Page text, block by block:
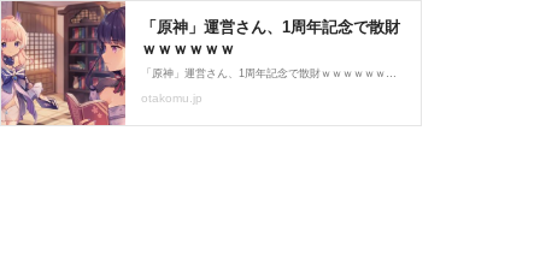
「原神」運営さん、1周年記念で散財
ｗｗｗｗｗｗ
「原神」運営さん、1周年記念で散財ｗｗｗｗｗｗの記事ページ
otakomu.jp